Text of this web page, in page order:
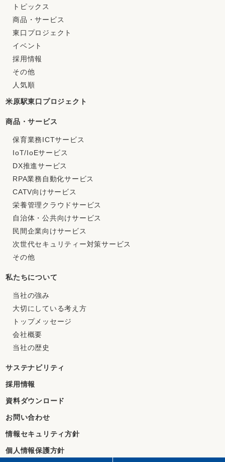
トピックス
商品・サービス
東口プロジェクト
イベント
採用情報
その他
人気順
米原駅東口プロジェクト
商品・サービス
保育業務ICTサービス
IoT/IoEサービス
DX推進サービス
RPA業務自動化サービス
CATV向けサービス
栄養管理クラウドサービス
自治体・公共向けサービス
民間企業向けサービス
次世代セキュリティー対策サービス
その他
私たちについて
当社の強み
大切にしている考え方
トップメッセージ
会社概要
当社の歴史
サステナビリティ
採用情報
資料ダウンロード
お問い合わせ
情報セキュリティ方針
個人情報保護方針